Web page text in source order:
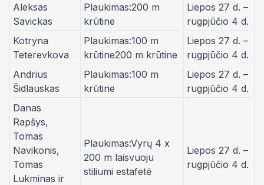
Aleksas
Savickas
Plaukimas:200 m
krūtine
Liepos 27 d. –
rugpjūčio 4 d.
Kotryna
Teterevkova
Plaukimas:100 m
krūtine200 m krūtine
Liepos 27 d. –
rugpjūčio 4 d.
Andrius
Šidlauskas
Plaukimas:100 m
krūtine
Liepos 27 d. –
rugpjūčio 4 d.
Danas
Rapšys,
Tomas
Navikonis,
Tomas
Lukminas ir
Plaukimas:Vyrų 4 x
200 m laisvuoju
stiliumi estafetė
Liepos 27 d. –
rugpjūčio 4 d.